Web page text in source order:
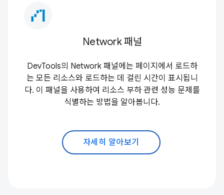
waterfall_chart
Network 패널
DevTools의 Network 패널에는 페이지에서 로드하
는 모든 리소스와 로드하는 데 걸린 시간이 표시됩니
다. 이 패널을 사용하여 리소스 부하 관련 성능 문제를
식별하는 방법을 알아봅니다.
자세히 알아보기